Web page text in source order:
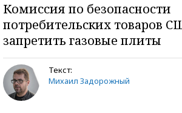
Комиссия по безопасности
потребительских товаров
запретить газовые плиты
Текст:
Михаил Задорожный